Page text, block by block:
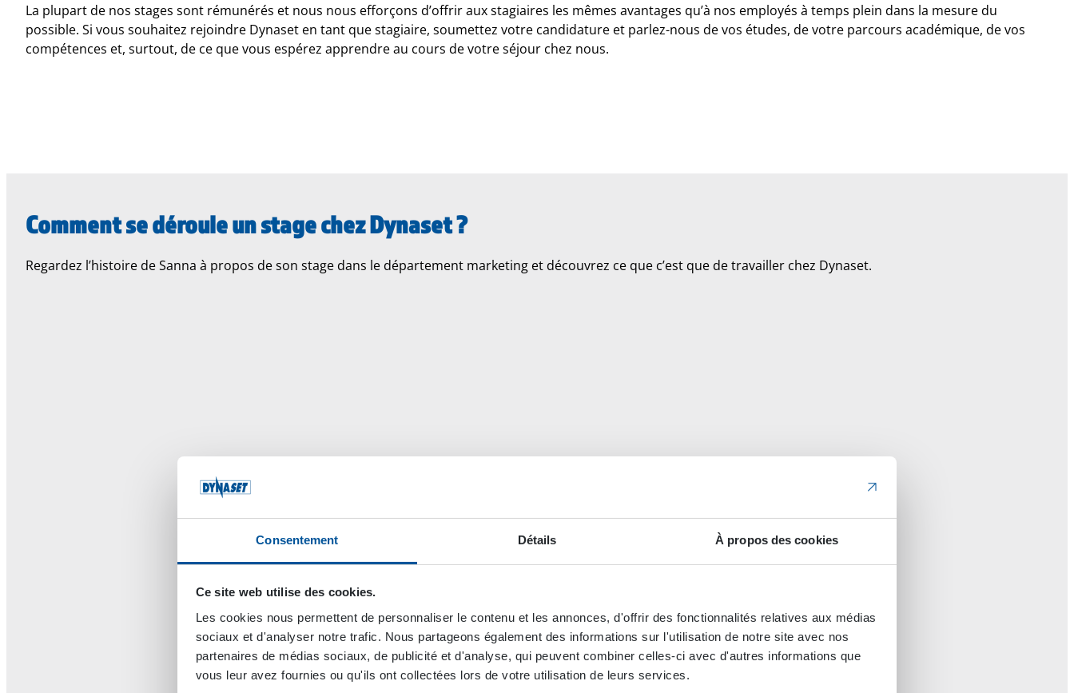
Consentement Détails À propos des cookies
Ce site web utilise des cookies.
Les cookies nous permettent de personnaliser le contenu et les annonces, d'offrir des fonctionnalités relatives aux médias
sociaux et d'analyser notre trafic. Nous partageons également des informations sur l'utilisation de notre site avec nos
partenaires de médias sociaux, de publicité et d'analyse, qui peuvent combiner celles-ci avec d'autres informations que
vous leur avez fournies ou qu'ils ont collectées lors de votre utilisation de leurs services.
La plupart de nos stages sont rémunérés et nous nous efforçons d’offrir aux stagiaires les mêmes avantages qu’à nos employés à temps plein dans la mesure du
possible. Si vous souhaitez rejoindre Dynaset en tant que stagiaire, soumettez votre candidature et parlez-nous de vos études, de votre parcours académique, de vos
compétences et, surtout, de ce que vous espérez apprendre au cours de votre séjour chez nous.
Comment se déroule un stage chez Dynaset ?
Regardez l’histoire de Sanna à propos de son stage dans le département marketing et découvrez ce que c’est que de travailler chez Dynaset.